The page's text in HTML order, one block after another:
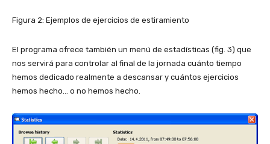
Figura 2: Ejemplos de ejercicios de estiramiento
El programa ofrece también un menú de estadísticas (fig. 3) que
nos servirá para controlar al final de la jornada cuánto tiempo
hemos dedicado realmente a descansar y cuántos ejercicios
hemos hecho… o no hemos hecho.